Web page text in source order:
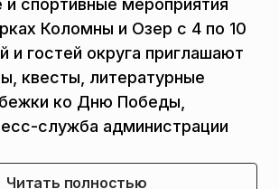
и спортивные мероприятия
Коломны и Озер с 4 по 10
и гостей округа приглашают
квесты, литературные
ко Дню Победы,
служба администрации
Читать полностью